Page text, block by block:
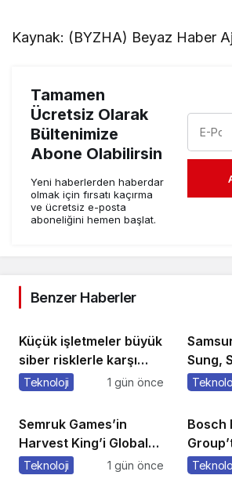
Kaynak: (BYZHA) Beyaz Haber
Tamamen
Ücretsiz Olarak
Bültenimize
Abone Olabilirsin
Yeni haberlerden haberdar
olmak için fırsatı kaçırma
ve ücretsiz e-posta
aboneliğini hemen başlat.
Benzer Haberler
Küçük işletmeler büyük
siber risklerle karşı
karşıya
Teknoloji 1 gün önce
Sung,
yaşam
Semruk Games’in
Harvest King’i Global
Pazarda Oyuncularla
Teknoloji 1 gün önce
Bosch